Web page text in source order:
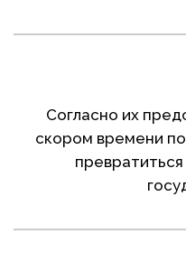
Согласно их
скором времени